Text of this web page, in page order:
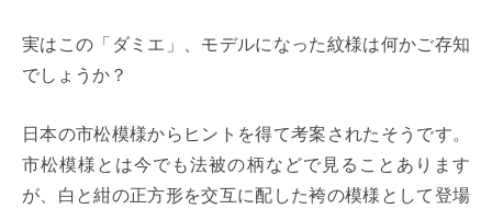
実はこの「ダミエ」、モデルになった紋様は何かご存知
でしょうか？
日本の市松模様からヒントを得て考案されたそうです。
市松模様とは今でも法被の柄などで見ることあります
が、白と紺の正方形を交互に配した袴の模様として登場